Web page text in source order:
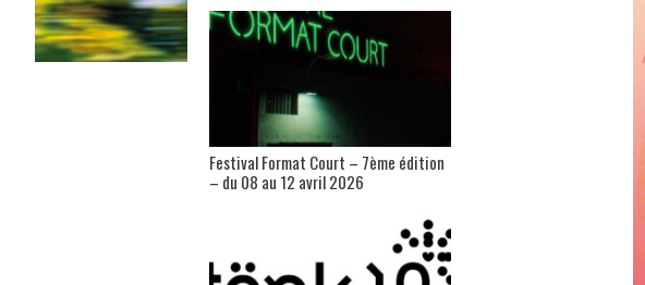
Festival Format Court – 7ème édition
– du 08 au 12 avril 2026